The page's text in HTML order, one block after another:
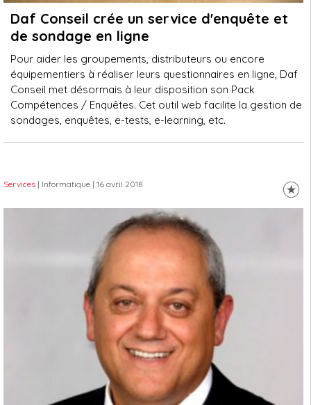
Daf Conseil crée un service d'enquête et
de sondage en ligne
Pour aider les groupements, distributeurs ou encore
équipementiers à réaliser leurs questionnaires en ligne, Daf
Conseil met désormais à leur disposition son Pack
Compétences / Enquêtes. Cet outil web facilite la gestion de
sondages, enquêtes, e-tests, e-learning, etc.
Services | Informatique | 16 avril 2018